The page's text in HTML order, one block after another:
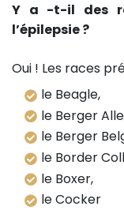
Y a -t-il des
l’épilepsie ?
Oui ! Les races
le Beagle,
le Berger
le Berger
le Border
le Boxer,
le Cocker